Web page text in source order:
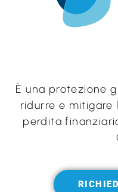
È una protezione
ridurre e mitigare
perdita